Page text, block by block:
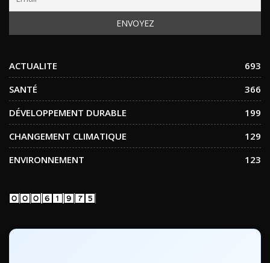
ACTUALITE
693
SANTÉ
366
DÉVELOPPEMENT DURABLE
199
CHANGEMENT CLIMATIQUE
129
ENVIRONNEMENT
123